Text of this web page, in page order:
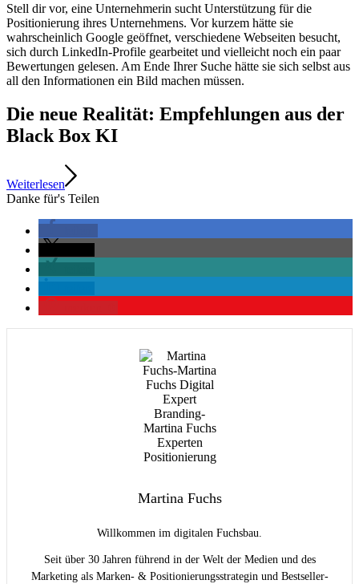
Stell dir vor, eine Unternehmerin sucht Unterstützung für die
Positionierung ihres Unternehmens. Vor kurzem hätte sie
wahrscheinlich Google geöffnet, verschiedene Webseiten besucht,
sich durch LinkedIn-Profile gearbeitet und vielleicht noch ein paar
Bewertungen gelesen. Am Ende Ihrer Suche hätte sie sich selbst aus
all den Informationen ein Bild machen müssen.
Die neue Realität: Empfehlungen aus der
Black Box KI
Weiterlesen
Danke für's Teilen
Martina Fuchs
Willkommen im digitalen Fuchsbau.
Seit über 30 Jahren führend in der Welt der Medien und des
Marketing als Marken- & Positionierungsstrategin und Bestseller-